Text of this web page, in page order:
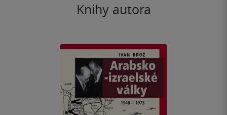
Knihy autora